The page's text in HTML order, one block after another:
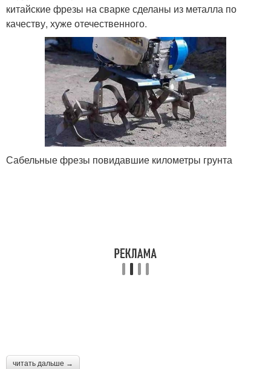
китайские фрезы на сварке сделаны из металла по
качеству, хуже отечественного.
Сабельные фрезы повидавшие километры грунта
читать дальше →